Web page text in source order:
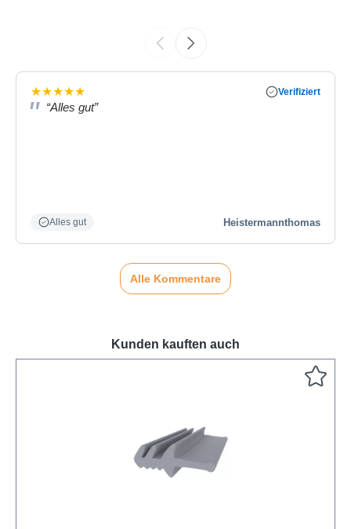
★★★★★ Verifiziert
“Alles gut”
Alles gut Heistermannthomas
Alle Kommentare
Kunden kauften auch